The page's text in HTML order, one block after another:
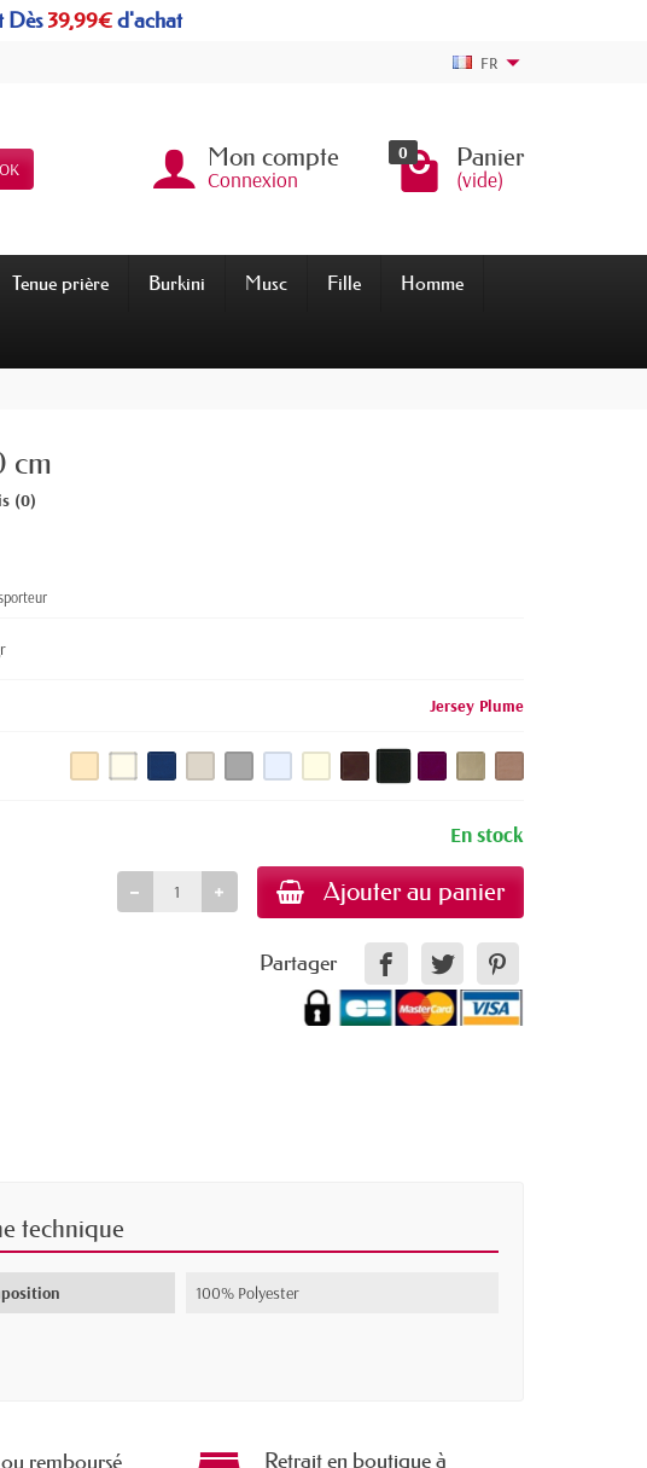
Dès39,99€d'achat
FR
OK Mon compte
Connexion
0 Panier
(vide)
Tenue prière Burkini Musc Fille Homme
cm
(0)
Jersey Plume
En stock
Ajouter au panier
Partager
technique
100% Polyester
remboursé
Retrait en boutique à